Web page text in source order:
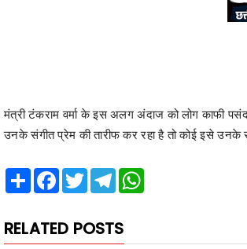
मंत्री टंकराम वर्मा के इस अलग अंदाज को लोग काफी
उनके संगीत प्रेम की तारीफ कर रहा है तो कोई इसे
Share Facebook
Twitter Telegram
RELATED POSTS